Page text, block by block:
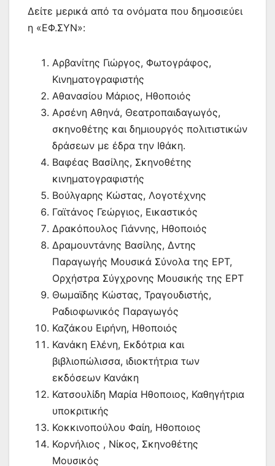
Δείτε μερικά από τα ονόματα που δημοσιεύει
η «ΕΦ.ΣΥΝ»:
Aρβανίτης Γιώργος, Φωτογράφος,
Κινηματογραφιστής
Αθανασίου Μάριος, Ηθοποιός
Αρσένη Αθηνά, Θεατροπαιδαγωγός,
σκηνοθέτης και δημιουργός πολιτιστικών
δράσεων με έδρα την Ιθάκη.
Βαφέας Βασίλης, Σκηνοθέτης
κινηματογραφιστής
Βούλγαρης Κώστας, Λογοτέχνης
Γαϊτάνος Γεώργιος, Εικαστικός
Δρακόπουλος Γιάννης, Ηθοποιός
Δραμουντάνης Βασίλης, Δντης
Παραγωγής Μουσικά Σύνολα της ΕΡΤ,
Ορχήστρα Σύγχρονης Μουσικής της ΕΡΤ
Θωμαϊδης Κώστας, Τραγουδιστής,
Ραδιοφωνικός Παραγωγός
Καζάκου Ειρήνη, Ηθοποιός
Κανάκη Ελένη, Εκδότρια και
βιβλιοπώλισσα, ιδιοκτήτρια των
εκδόσεων Κανάκη
Κατσουλίδη Μαρία Ηθοποιος, Καθηγήτρια
υποκριτικής
Κοκκινοπούλου Φαίη, Ηθοποιος
Κορνήλιος , Νίκος, Σκηνοθέτης
Μουσικός